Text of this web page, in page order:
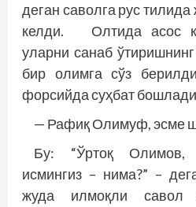
деган саволга рус
келди. Олтида асос
уларни санаб
бир олимга сўз
форсийда суҳбат
— Рафиқ Олимуф, эсме
Бу: “Ўртоқ Олимов,
исмингиз – нима?” –
жуда илмоқли